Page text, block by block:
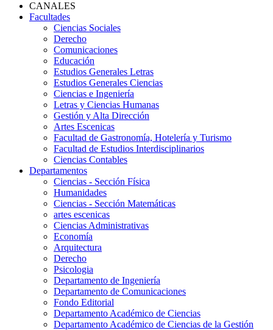
CANALES
Facultades
Ciencias Sociales
Derecho
Comunicaciones
Educación
Estudios Generales Letras
Estudios Generales Ciencias
Ciencias e Ingeniería
Letras y Ciencias Humanas
Gestión y Alta Dirección
Artes Escenicas
Facultad de Gastronomía, Hotelería y Turismo
Facultad de Estudios Interdisciplinarios
Ciencias Contables
Departamentos
Ciencias - Sección Física
Humanidades
Ciencias - Sección Matemáticas
artes escenicas
Ciencias Administrativas
Economía
Arquitectura
Derecho
Psicologia
Departamento de Ingeniería
Departamento de Comunicaciones
Fondo Editorial
Departamento Académico de Ciencias
Departamento Académico de Ciencias de la Gestión